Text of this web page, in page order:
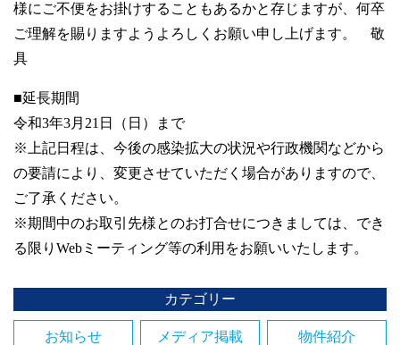
様にご不便をお掛けすることもあるかと存じますが、何卒
ご理解を賜りますようよろしくお願い申し上げます。 敬
具
■延長期間
令和3年3月21日（日）まで
※上記日程は、今後の感染拡大の状況や行政機関などから
の要請により、変更させていただく場合がありますので、
ご了承ください。
※期間中のお取引先様とのお打合せにつきましては、でき
る限りWebミーティング等の利用をお願いいたします。
カテゴリー
お知らせ メディア掲載 物件紹介